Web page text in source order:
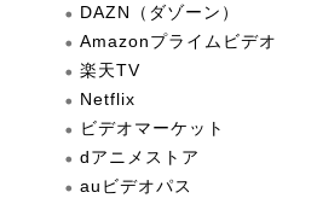
DAZN（ダゾーン）
Amazonプライムビデオ
楽天TV
Netflix
ビデオマーケット
dアニメストア
auビデオパス